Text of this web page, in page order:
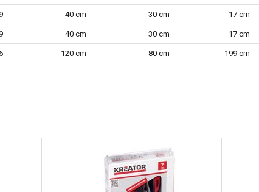
40 cm 30 cm 17 cm
40 cm 30 cm 17 cm
120 cm 80 cm 199 cm